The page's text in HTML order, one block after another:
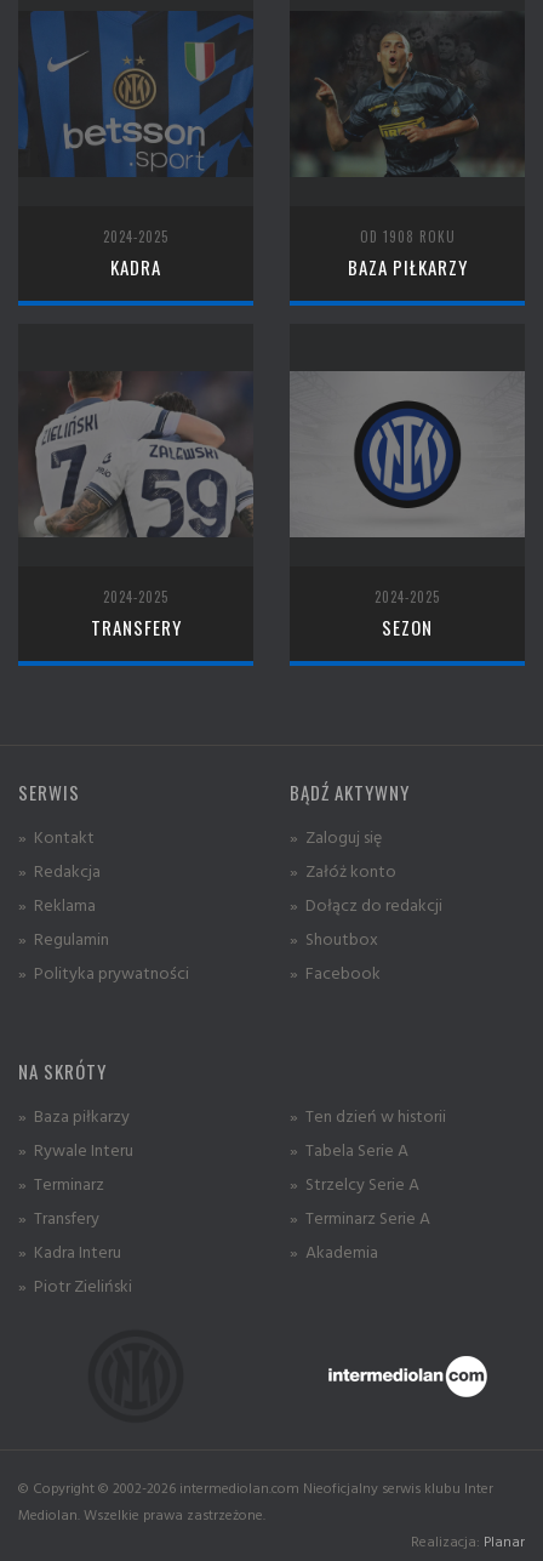
2024-2025
KADRA
OD 1908 ROKU
BAZA PIŁKARZY
2024-2025
TRANSFERY
2024-2025
SEZON
SERWIS
» Kontakt
» Redakcja
» Reklama
» Regulamin
» Polityka prywatności
BĄDŹ AKTYWNY
» Zaloguj się
» Załóż konto
» Dołącz do redakcji
» Shoutbox
» Facebook
NA SKRÓTY
» Baza piłkarzy
» Rywale Interu
» Terminarz
» Transfery
» Kadra Interu
» Piotr Zieliński
» Ten dzień w historii
» Tabela Serie A
» Strzelcy Serie A
» Terminarz Serie A
» Akademia
© Copyright © 2002-2026 intermediolan.com Nieoficjalny serwis klubu Inter
Mediolan. Wszelkie prawa zastrzeżone.
Realizacja: Planar